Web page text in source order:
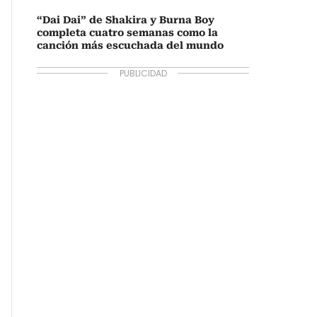
“Dai Dai” de Shakira y Burna Boy
completa cuatro semanas como la
canción más escuchada del mundo